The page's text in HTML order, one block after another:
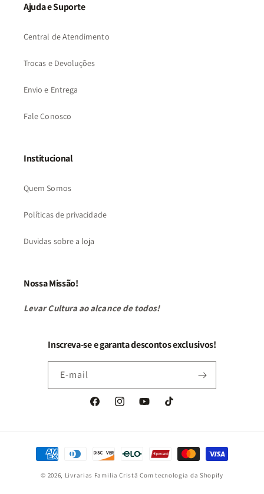
Ajuda e Suporte
Central de Atendimento
Trocas e Devoluções
Envio e Entrega
Fale Conosco
Institucional
Quem Somos
Políticas de privacidade
Duvidas sobre a loja
Nossa Missão!
Levar Cultura ao alcance de todos!
Inscreva-se e garanta descontos exclusivos!
E-mail
FacebookInstagramYouTubeTikTok
Formas
de
pagamento
© 2026, Livrarias Familia Cristã Com tecnologia da Shopify